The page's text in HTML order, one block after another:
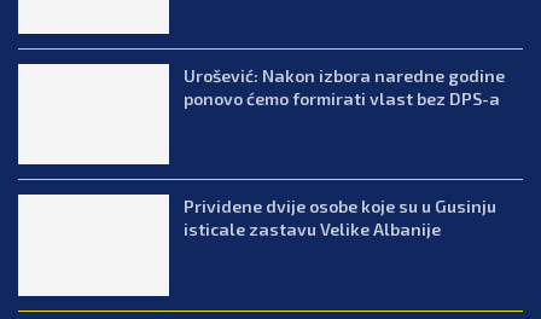
Urošević: Nakon izbora naredne godine
ponovo ćemo formirati vlast bez DPS-a
Prividene dvije osobe koje su u Gusinju
isticale zastavu Velike Albanije